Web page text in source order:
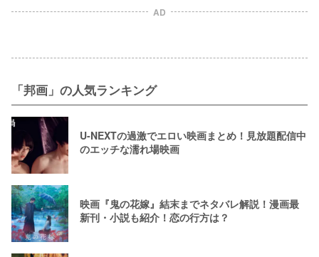
AD
「邦画」の人気ランキング
U-NEXTの過激でエロい映画まとめ！見放題配信中
のエッチな濡れ場映画
映画『鬼の花嫁』結末までネタバレ解説！漫画最
新刊・小説も紹介！恋の行方は？